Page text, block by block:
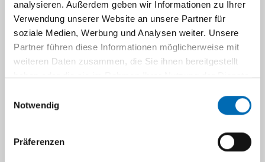
analysieren. Außerdem geben wir Informationen zu Ihrer
Verwendung unserer Website an unsere Partner für
soziale Medien, Werbung und Analysen weiter. Unsere
Partner führen diese Informationen möglicherweise mit
weiteren Daten zusammen, die Sie ihnen bereitgestellt
haben oder die sie im Rahmen Ihrer Nutzung der Dienste
Notwendig
Präferenzen
Lehre in der Hämatologie​
Navigation
Fachpflege​
Die Klinik für Hämatologie, Onkologie und